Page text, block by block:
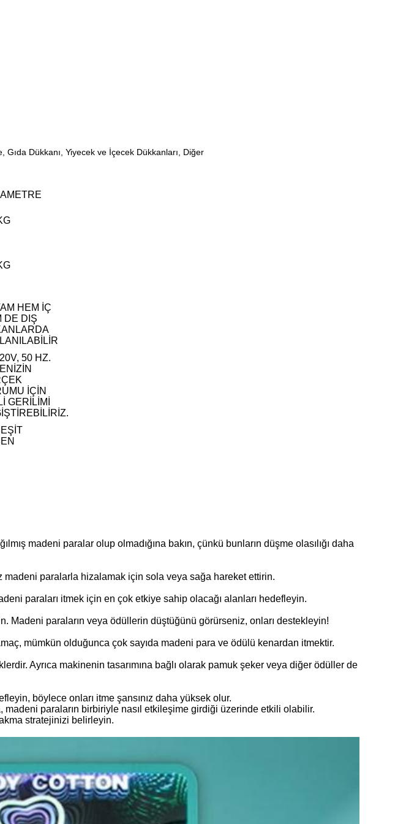
Dükkanı, Yiyecek ve İçecek Dükkanları, Diğer
HEM İÇ
DE DIŞ
50 HZ.
İÇİN
GERİLİMİ
madeni paralar olup olmadığına bakın, çünkü bunların düşme olasılığı daha
madeni paralarla hizalamak için sola veya sağa hareket ettirin.
paraları itmek için en çok etkiye sahip olacağı alanları hedefleyin.
Madeni paraların veya ödüllerin düştüğünü görürseniz, onları destekleyin!
mümkün olduğunca çok sayıda madeni para ve ödülü kenardan itmektir.
Ayrıca makinenin tasarımına bağlı olarak pamuk şeker veya diğer ödüller de
böylece onları itme şansınız daha yüksek olur.
paraların birbiriyle nasıl etkileşime girdiği üzerinde etkili olabilir.
stratejinizi belirleyin.